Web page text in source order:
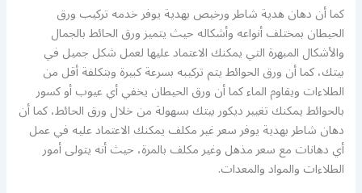
كما أن دهان هدية شاطر ورخيص بهدية يوفر خدمه تركيب ورق
الحيطان بمختلف أنواعه وأشكاله حيث يتميز ورق الحائط بالجمال
والأشكال المبهرة التي يمكنك الاعتماد عليها لعمل شكل جميل في
بيتك، كما أن ورق الحوائط يتم تركيبه بسرعة كبيرة وبتكلفة أقل من
الطلاءات ويقاوم الماء كما أن ورق الحيطان يخفي أي عيوب أو كسور
بالحوائط يمكنك تغيير ديكور بيتك بسهولة من خلال ورق الحائط، كما أن
دهان شاطر بهدية يوفر سعر غير مكلف يمكنك الاعتماد عليه في عمل
أي دهانات مع سعر مذهل وغير مكلف بالمرة، حيث أنه يتولى أمور
الطلاءات والمواد والمعدات.